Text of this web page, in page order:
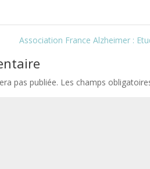
Association France Alzheimer :
pas publiée. Les champs